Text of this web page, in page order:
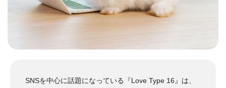
SNSを中心に話題になっている『Love Type 16』は、